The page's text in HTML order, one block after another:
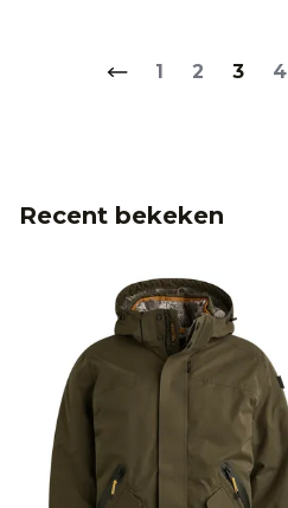
1 2 3 4
Recent bekeken